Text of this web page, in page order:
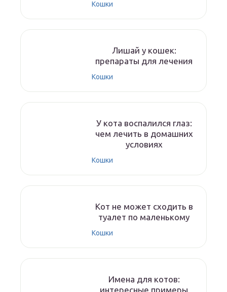
Кошки
Лишай у кошек:
препараты для лечения
Кошки
У кота воспалился глаз:
чем лечить в домашних
условиях
Кошки
Кот не может сходить в
туалет по маленькому
Кошки
Имена для котов:
интересные примеры